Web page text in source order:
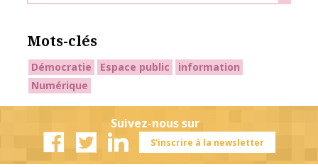
Mots-clés
Démocratie Espace public
information
Numérique
Suivez-nous sur
S'inscrire à la newsletter